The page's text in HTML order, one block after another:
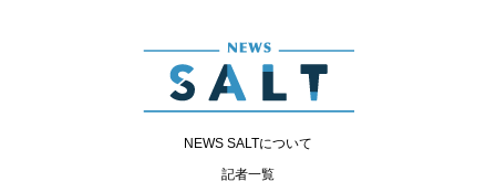
NEWS SALTについて
記者一覧